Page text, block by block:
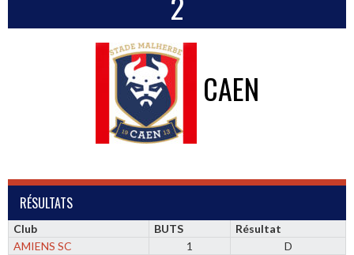
CAEN
RÉSULTATS
Club BUTS
Résultat
AMIENS SC
1
D